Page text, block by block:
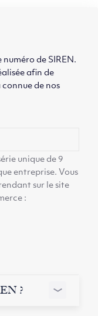
de SIREN.
afin de
de nos
unique de 9
entreprise. Vous
sur le site
:
?